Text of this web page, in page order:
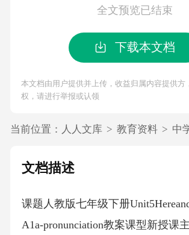
全文预览已结束
下载本文档
本文档由用户提供并上传，收益归属内容提供方
权，请进行举报或认领
当前位置： 人人文库 > 教育资料 > 中
文档描述
课题人教版七年级下册
A1a-pronunciation教案课型新授课